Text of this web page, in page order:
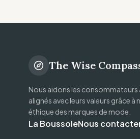
The Wise
Nous aidons les consommateurs
alignés avec leurs valeurs grâce à
éthique des marques de mode.
La BoussoleNous